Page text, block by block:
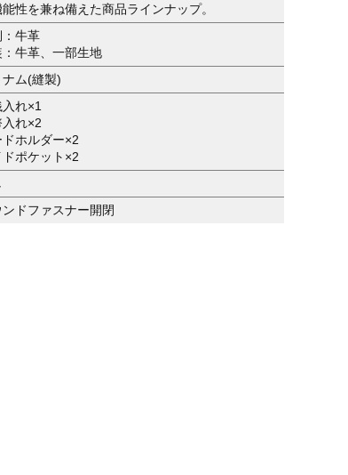
能性を兼ね備えた商品ラインナップ。
：牛革
：牛革、一部生地
ナム(縫製)
れ×1
れ×2
ドホルダー×2
ドポケット×2
ンドファスナー開閉